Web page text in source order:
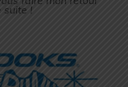
suite !